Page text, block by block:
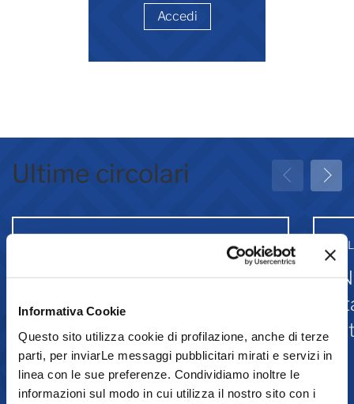
Informativa Cookie
Questo sito utilizza cookie di profilazione, anche di terze
parti, per inviarLe messaggi pubblicitari mirati e servizi in
linea con le sue preferenze. Condividiamo inoltre le
informazioni sul modo in cui utilizza il nostro sito con i
Accedi
Ultime circolari
Greenwashing: attività
associative
Comunicazione
31